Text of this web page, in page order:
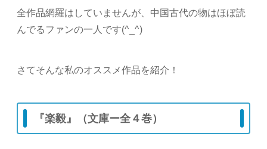
全作品網羅はしていませんが、中国古代の物はほぼ読
んでるファンの一人です(^_^)
さてそんな私のオススメ作品を紹介！
『楽毅』（文庫ー全４巻）